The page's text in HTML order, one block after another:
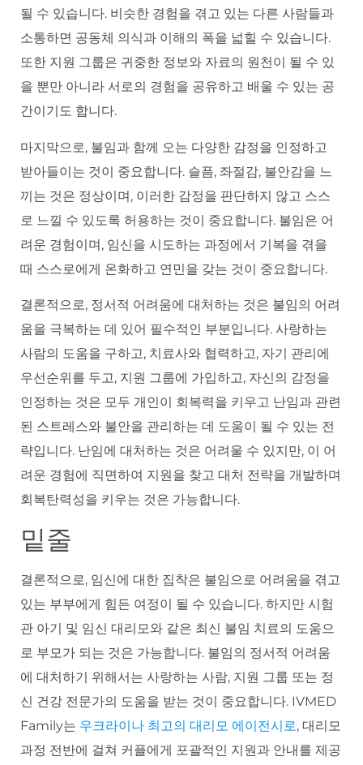
될 수 있습니다. 비슷한 경험을 겪고 있는 다른 사람들과
소통하면 공동체 의식과 이해의 폭을 넓힐 수 있습니다.
또한 지원 그룹은 귀중한 정보와 자료의 원천이 될 수 있
을 뿐만 아니라 서로의 경험을 공유하고 배울 수 있는 공
간이기도 합니다.
마지막으로, 불임과 함께 오는 다양한 감정을 인정하고
받아들이는 것이 중요합니다. 슬픔, 좌절감, 불안감을 느
끼는 것은 정상이며, 이러한 감정을 판단하지 않고 스스
로 느낄 수 있도록 허용하는 것이 중요합니다. 불임은 어
려운 경험이며, 임신을 시도하는 과정에서 기복을 겪을
때 스스로에게 온화하고 연민을 갖는 것이 중요합니다.
결론적으로, 정서적 어려움에 대처하는 것은 불임의 어려
움을 극복하는 데 있어 필수적인 부분입니다. 사랑하는
사람의 도움을 구하고, 치료사와 협력하고, 자기 관리에
우선순위를 두고, 지원 그룹에 가입하고, 자신의 감정을
인정하는 것은 모두 개인이 회복력을 키우고 난임과 관련
된 스트레스와 불안을 관리하는 데 도움이 될 수 있는 전
략입니다. 난임에 대처하는 것은 어려울 수 있지만, 이 어
려운 경험에 직면하여 지원을 찾고 대처 전략을 개발하며
회복탄력성을 키우는 것은 가능합니다.
밑줄
결론적으로, 임신에 대한 집착은 불임으로 어려움을 겪고
있는 부부에게 힘든 여정이 될 수 있습니다. 하지만 시험
관 아기 및 임신 대리모와 같은 최신 불임 치료의 도움으
로 부모가 되는 것은 가능합니다. 불임의 정서적 어려움
에 대처하기 위해서는 사랑하는 사람, 지원 그룹 또는 정
신 건강 전문가의 도움을 받는 것이 중요합니다. IVMED
Family는 우크라이나 최고의 대리모 에이전시로, 대리모
과정 전반에 걸쳐 커플에게 포괄적인 지원과 안내를 제공